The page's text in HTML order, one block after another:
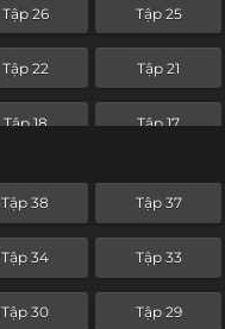
Tập 26 Tập 25
Tập 22 Tập 21
Tập 18 Tập 17
Tập 38 Tập 37
Tập 34 Tập 33
Tập 30 Tập 29